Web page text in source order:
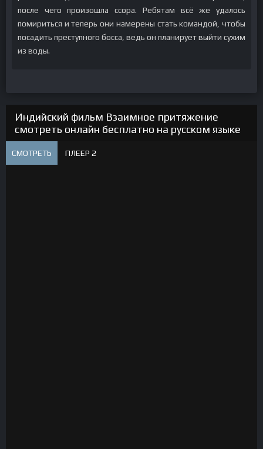
после чего произошла ссора. Ребятам всё же удалось
помириться и теперь они намерены стать командой, чтобы
посадить преступного босса, ведь он планирует выйти сухим
из воды.
Индийский фильм Взаимное притяжение
смотреть онлайн бесплатно на русском языке
СМОТРЕТЬ ПЛЕЕР 2